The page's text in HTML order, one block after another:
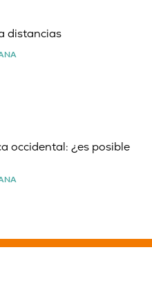
distancias
occidental: ¿es posible